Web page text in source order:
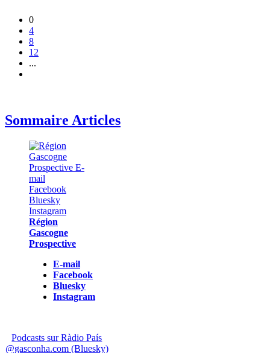
0
4
8
12
...
Sommaire Articles
Région
Gascogne
Prospective
E-mail
Facebook
Bluesky
Instagram
Podcasts sur Ràdio País
@gasconha.com (Bluesky)